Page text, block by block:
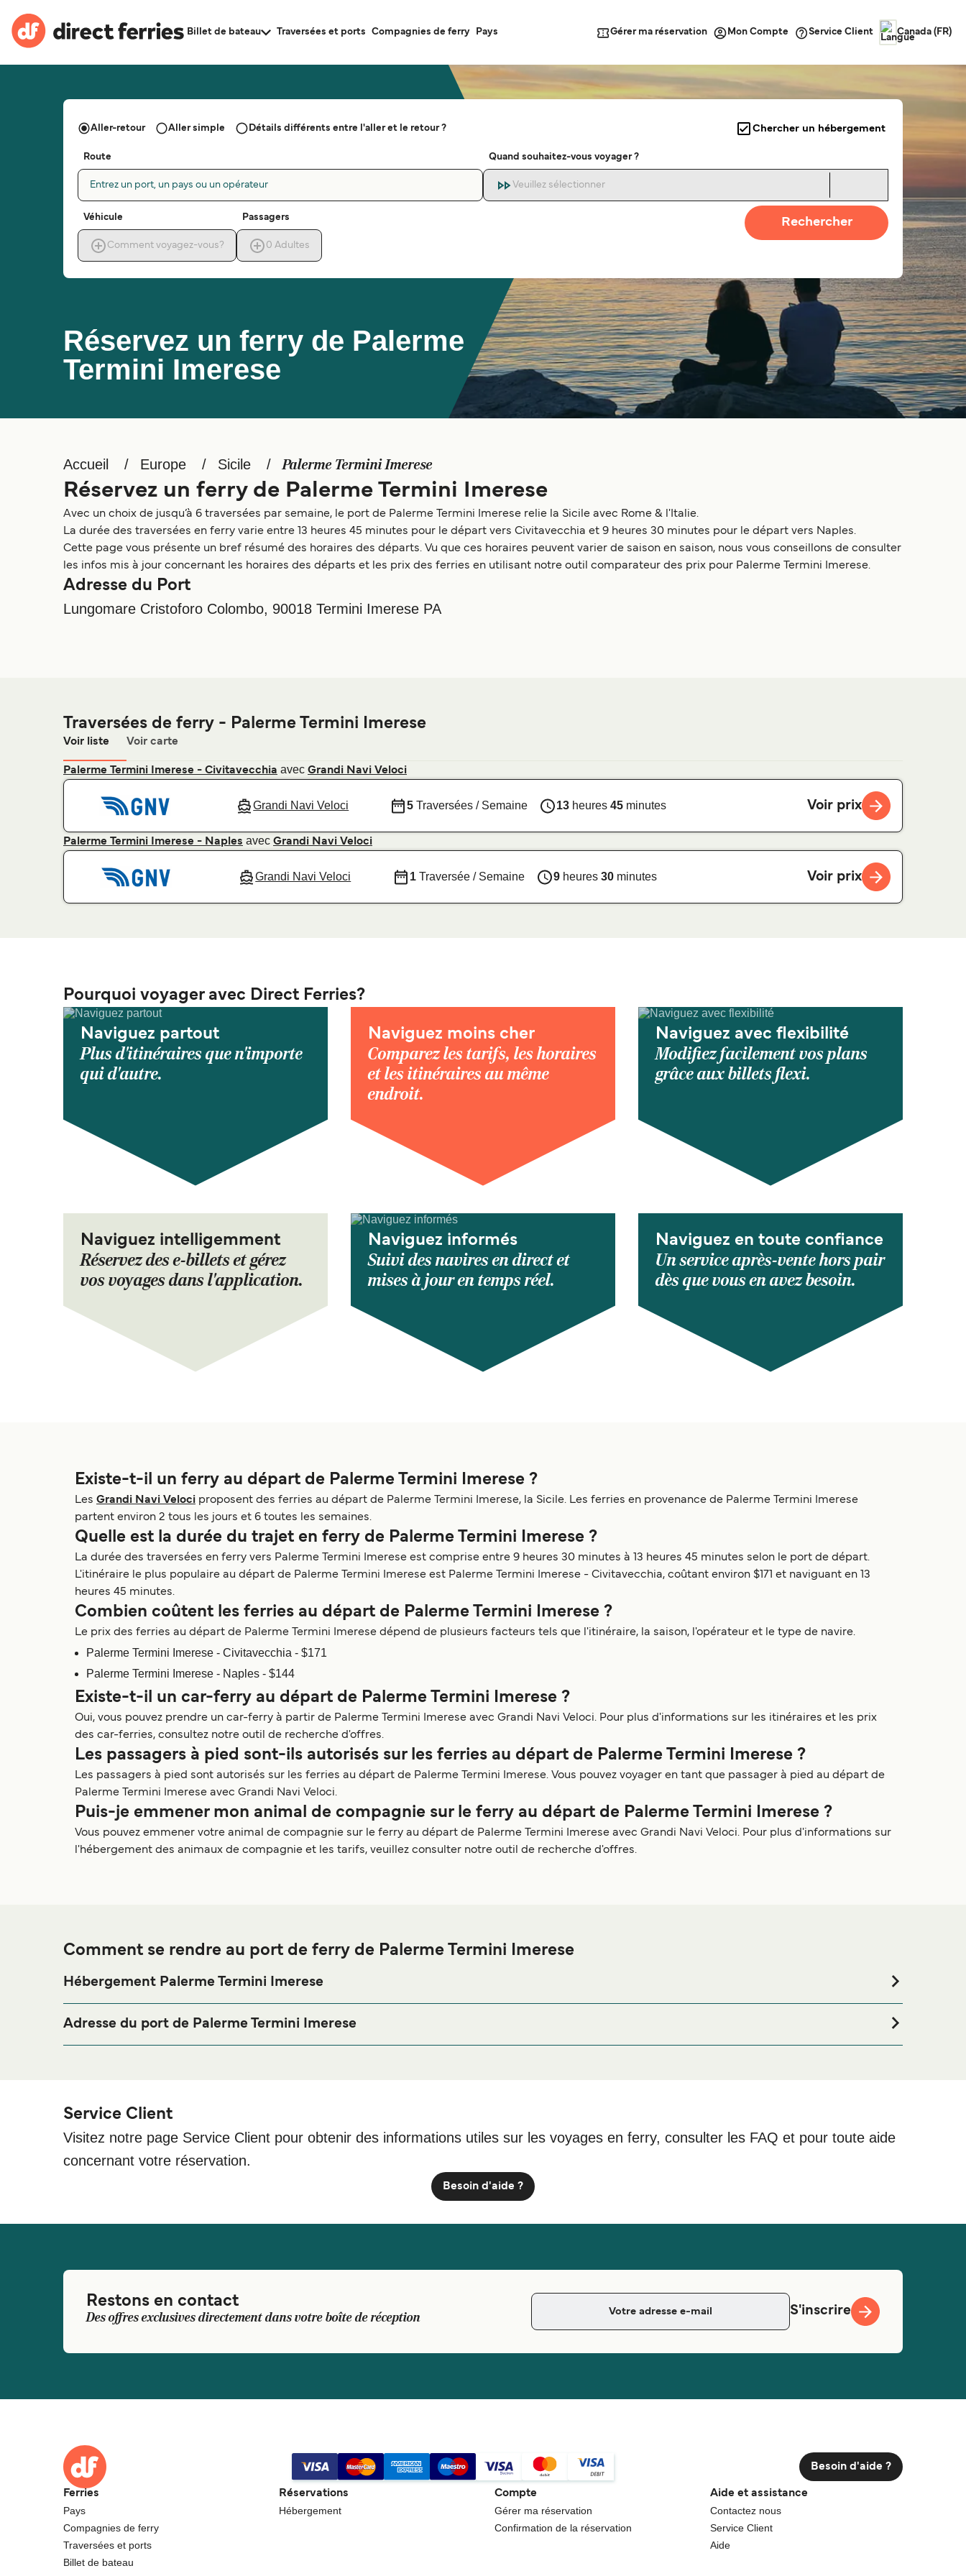
Billet de bateau Traversées et ports Compagnies de ferry Pays Gérer ma réservation Mon Compte Service Client Canada (FR)
Réservez un ferry de Palerme
Termini Imerese
Aller-retour Aller simple Détails différents entre l'aller et le retour ? Chercher un hébergement
Route
Entrez un port, un pays ou un opérateur
Quand souhaitez-vous voyager ?
Veuillez sélectionner
Véhicule
Comment voyagez-vous?
Passagers
0 Adultes
Rechercher
Accueil Europe Sicile Palerme Termini Imerese
Réservez un ferry de Palerme Termini Imerese
Avec un choix de jusqu’à 6 traversées par semaine, le port de Palerme Termini Imerese relie la Sicile avec Rome & l'Italie.
La durée des traversées en ferry varie entre 13 heures 45 minutes pour le départ vers Civitavecchia et 9 heures 30 minutes pour le départ vers Naples.
Cette page vous présente un bref résumé des horaires des départs. Vu que ces horaires peuvent varier de saison en saison, nous vous conseillons de consulter
les infos mis à jour concernant les horaires des départs et les prix des ferries en utilisant notre outil comparateur des prix pour Palerme Termini Imerese.
Adresse du Port
Lungomare Cristoforo Colombo, 90018 Termini Imerese PA
Traversées de ferry - Palerme Termini Imerese
Voir liste Voir carte
Palerme Termini Imerese - Civitavecchia avec Grandi Navi Veloci
Grandi Navi Veloci 5Traversées / Semaine 13heures 45minutes Voir prix
Palerme Termini Imerese - Naples avec Grandi Navi Veloci
Grandi Navi Veloci 1 Traversée / Semaine 9 heures30 minutes Voir prix
Pourquoi voyager avec Direct Ferries?
Naviguez partout
Plus d'itinéraires que n'importe
qui d'autre.
Naviguez moins cher
Comparez les tarifs, les horaires
et les itinéraires au même
endroit.
Naviguez avec flexibilité
Modifiez facilement vos plans
grâce aux billets flexi.
Naviguez intelligemment
Réservez des e-billets et gérez
vos voyages dans l'application.
Naviguez informés
Suivi des navires en direct et
mises à jour en temps réel.
Naviguez en toute confiance
Un service après-vente hors pair
dès que vous en avez besoin.
Existe-t-il un ferry au départ de Palerme Termini Imerese ?
Les Grandi Navi Veloci proposent des ferries au départ de Palerme Termini Imerese, la Sicile. Les ferries en provenance de Palerme Termini Imerese
partent environ 2 tous les jours et 6 toutes les semaines.
Quelle est la durée du trajet en ferry de Palerme Termini Imerese ?
La durée des traversées en ferry vers Palerme Termini Imerese est comprise entre 9 heures 30 minutes à 13 heures 45 minutes selon le port de départ.
L'itinéraire le plus populaire au départ de Palerme Termini Imerese est Palerme Termini Imerese - Civitavecchia, coûtant environ $171 et naviguant en 13
heures 45 minutes.
Combien coûtent les ferries au départ de Palerme Termini Imerese ?
Le prix des ferries au départ de Palerme Termini Imerese dépend de plusieurs facteurs tels que l'itinéraire, la saison, l'opérateur et le type de navire.
Palerme Termini Imerese - Civitavecchia - $171
Palerme Termini Imerese - Naples - $144
Existe-t-il un car-ferry au départ de Palerme Termini Imerese ?
Oui, vous pouvez prendre un car-ferry à partir de Palerme Termini Imerese avec Grandi Navi Veloci. Pour plus d'informations sur les itinéraires et les prix
des car-ferries, consultez notre outil de recherche d'offres.
Les passagers à pied sont-ils autorisés sur les ferries au départ de Palerme Termini Imerese ?
Les passagers à pied sont autorisés sur les ferries au départ de Palerme Termini Imerese. Vous pouvez voyager en tant que passager à pied au départ de
Palerme Termini Imerese avec Grandi Navi Veloci.
Puis-je emmener mon animal de compagnie sur le ferry au départ de Palerme Termini Imerese ?
Vous pouvez emmener votre animal de compagnie sur le ferry au départ de Palerme Termini Imerese avec Grandi Navi Veloci. Pour plus d'informations sur
l'hébergement des animaux de compagnie et les tarifs, veuillez consulter notre outil de recherche d'offres.
Comment se rendre au port de ferry de Palerme Termini Imerese
Hébergement Palerme Termini Imerese
pour votre séjour, merci de bien vouloir visiter notre page
Hébergement Palerme Termini Imerese
Adresse du port de Palerme Termini Imerese
Service Client
Visitez notre page Service Client pour obtenir des informations utiles sur les voyages en ferry, consulter les FAQ et pour toute aide
concernant votre réservation.
Besoin d'aide ?
Restons en contact
Des offres exclusives directement dans votre boîte de réception S'inscrire
Besoin d'aide ?
Ferries
Pays
Compagnies de ferry
Traversées et ports
Billet de bateau
Réservations
Hébergement
Compte
Gérer ma réservation
Confirmation de la réservation
Aide et assistance
Contactez nous
Service Client
Aide